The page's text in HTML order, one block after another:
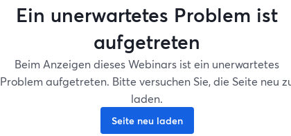
Ein unerwartetes Problem ist
aufgetreten
Beim Anzeigen dieses Webinars ist ein unerwartetes
Problem aufgetreten. Bitte versuchen Sie, die Seite neu
laden.
Seite neu laden